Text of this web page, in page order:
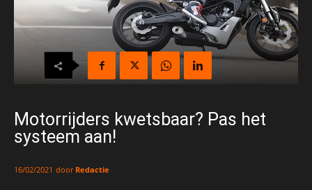
Motorrijders kwetsbaar? Pas het
systeem aan!
16/02/2021 door Redactie